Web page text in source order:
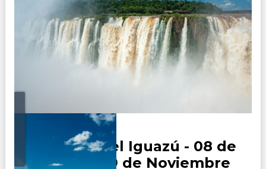
Cataratas del Iguazú - 08 de
Octubre y 19 de Noviembre